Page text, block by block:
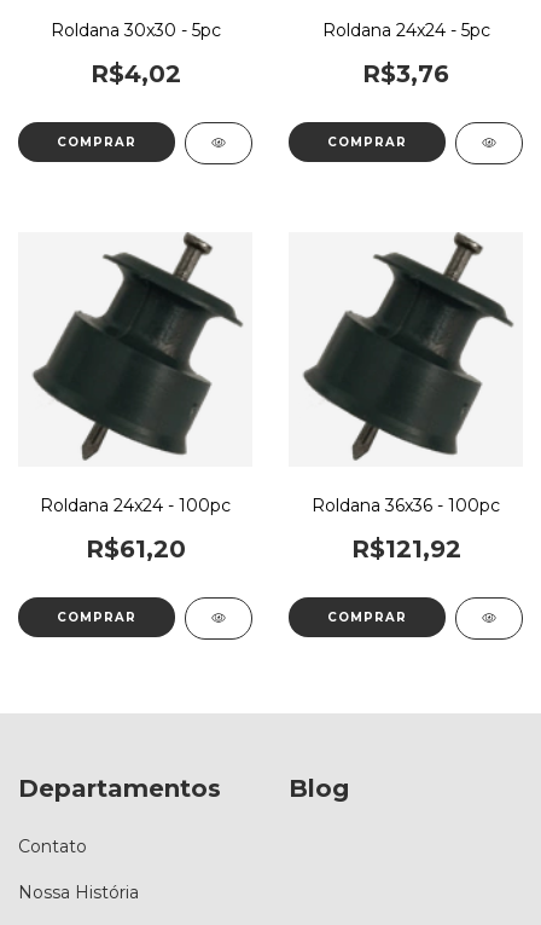
Roldana 30x30 - 5pc
R$4,02
Roldana 24x24 - 5pc
R$3,76
Roldana 24x24 - 100pc
R$61,20
Roldana 36x36 - 100pc
R$121,92
Departamentos
Contato
Nossa História
Blog